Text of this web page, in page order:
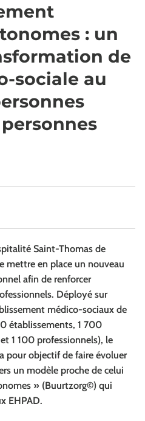
: un
de
sociale au
Saint-Thomas de
mettre en place un nouveau
afin de renforcer
Déployé sur
médico-sociaux de
établissements, 1 700
1 100 professionnels), le
pour objectif de faire évoluer
un modèle proche de celui
» (Buurtzorg©) qui
EHPAD.